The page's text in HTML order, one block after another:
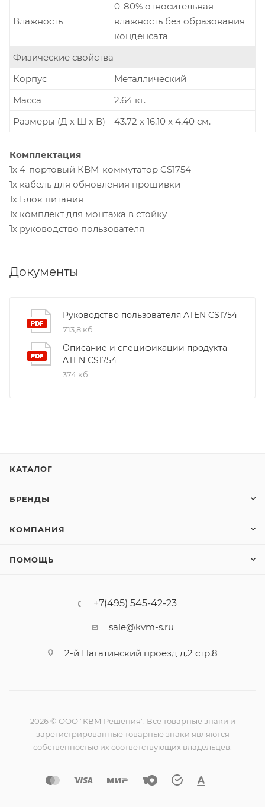
Влажность
0-80% относительная
влажность без образования
конденсата
Физические свойства
Корпус
Металлический
Масса
2.64 кг.
Размеры (Д х Ш х В)
43.72 x 16.10 x 4.40 см.
Комплектация
1х 4-портовый КВМ-коммутатор CS1754
1х кабель для обновления прошивки
1х Блок питания
1х комплект для монтажа в стойку
1x руководство пользователя
Документы
Руководство пользователя ATEN CS1754
713,8 кб
Описание и спецификации продукта
ATEN CS1754
374 кб
КАТАЛОГ
БРЕНДЫ
КОМПАНИЯ
ПОМОЩЬ
+7(495) 545-42-23
sale@kvm-s.ru
2-й Нагатинский проезд д.2 стр.8
2026 © ООО "КВМ Решения". Все товарные знаки и
зарегистрированные товарные знаки являются
собственностью их соответствующих владельцев.